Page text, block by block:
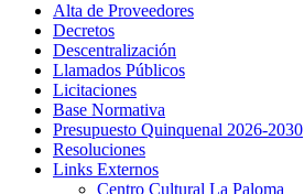
Alta de Proveedores
Decretos
Descentralización
Llamados Públicos
Licitaciones
Base Normativa
Presupuesto Quinquenal 2026-2030
Resoluciones
Links Externos
Centro Cultural La Paloma